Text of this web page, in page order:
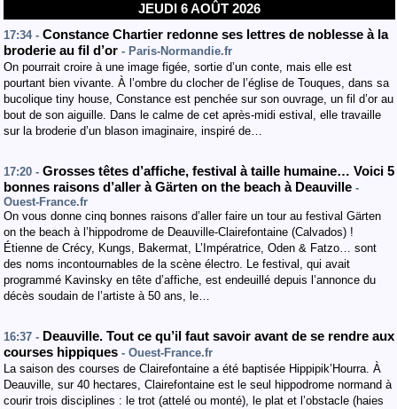
JEUDI 6 AOÛT 2026
17:34 - Constance Chartier redonne ses lettres de noblesse à la
broderie au fil d’or - Paris-Normandie.fr
On pourrait croire à une image figée, sortie d’un conte, mais elle est
pourtant bien vivante. À l’ombre du clocher de l’église de Touques, dans sa
bucolique tiny house, Constance est penchée sur son ouvrage, un fil d’or au
bout de son aiguille. Dans le calme de cet après-midi estival, elle travaille
sur la broderie d’un blason imaginaire, inspiré de…
17:20 - Grosses têtes d’affiche, festival à taille humaine… Voici 5
bonnes raisons d’aller à Gärten on the beach à Deauville -
Ouest-France.fr
On vous donne cinq bonnes raisons d’aller faire un tour au festival Gärten
on the beach à l’hippodrome de Deauville-Clairefontaine (Calvados) !
Étienne de Crécy, Kungs, Bakermat, L’Impératrice, Oden & Fatzo… sont
des noms incontournables de la scène électro. Le festival, qui avait
programmé Kavinsky en tête d’affiche, est endeuillé depuis l’annonce du
décès soudain de l’artiste à 50 ans, le…
16:37 - Deauville. Tout ce qu’il faut savoir avant de se rendre aux
courses hippiques - Ouest-France.fr
La saison des courses de Clairefontaine a été baptisée Hippipik’Hourra. À
Deauville, sur 40 hectares, Clairefontaine est le seul hippodrome normand à
courir trois disciplines : le trot (attelé ou monté), le plat et l’obstacle (haies